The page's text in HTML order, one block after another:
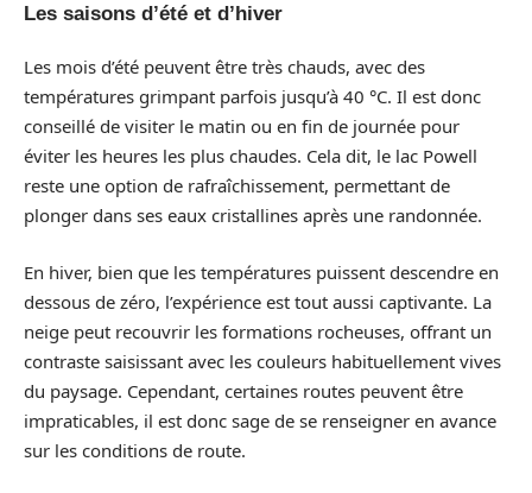
Les saisons d’été et d’hiver
Les mois d’été peuvent être très chauds, avec des
températures grimpant parfois jusqu’à 40 °C. Il est donc
conseillé de visiter le matin ou en fin de journée pour
éviter les heures les plus chaudes. Cela dit, le lac Powell
reste une option de rafraîchissement, permettant de
plonger dans ses eaux cristallines après une randonnée.
En hiver, bien que les températures puissent descendre en
dessous de zéro, l’expérience est tout aussi captivante. La
neige peut recouvrir les formations rocheuses, offrant un
contraste saisissant avec les couleurs habituellement vives
du paysage. Cependant, certaines routes peuvent être
impraticables, il est donc sage de se renseigner en avance
sur les conditions de route.